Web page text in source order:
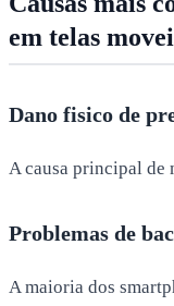
em telas
Dano fisico de
A causa principal de
Problemas de
A maioria dos